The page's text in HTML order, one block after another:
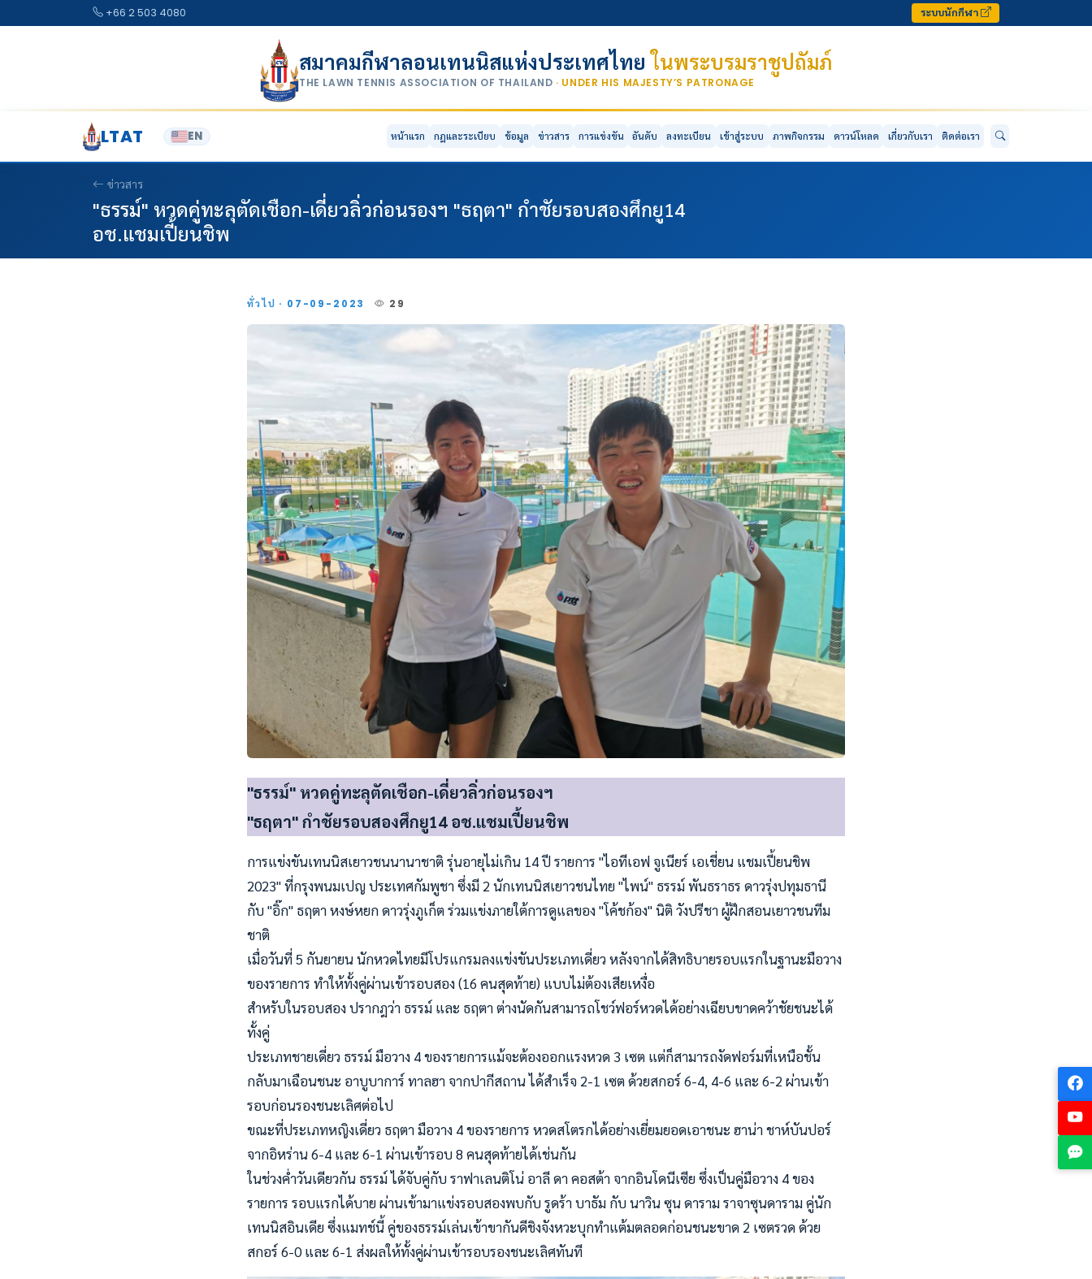
+66 2 503 4080 ระบบนักกีฬา
สมาคมกีฬาลอนเทนนิสแห่งประเทศไทยในพระบรมราชูปถัมภ์
THE LAWN TENNIS ASSOCIATION OF THAILAND · UNDER HIS MAJESTY’S PATRONAGE
LTAT EN หน้าแรก กฎและระเบียบ ข้อมูล ข่าวสาร การแข่งขัน อันดับ ลงทะเบียน เข้าสู่ระบบ ภาพกิจกรรม ดาวน์โหลด เกี่ยวกับเรา ติดต่อเรา
ข่าวสาร
"ธรรม์" หวดคู่ทะลุตัดเชือก-เดี่ยวลิ่วก่อนรองฯ "ธฤตา" กำชัยรอบสองศึกยู14
อช.แชมเปี้ยนชิพ
ทั่วไป · 07-09-2023 29
"ธรรม์" หวดคู่ทะลุตัดเชือก-เดี่ยวลิ่วก่อนรองฯ
"ธฤตา" กำชัยรอบสองศึกยู14 อช.แชมเปี้ยนชิพ
การแข่งขันเทนนิสเยาวชนนานาชาติ รุ่นอายุไม่เกิน 14 ปี รายการ "ไอทีเอฟ จูเนียร์ เอเชี่ยน แชมเปี้ยนชิพ
2023" ที่กรุงพนมเปญ ประเทศกัมพูชา ซึ่งมี 2 นักเทนนิสเยาวชนไทย "ไพน์" ธรรม์ พันธราธร ดาวรุ่งปทุมธานี
กับ "อิ๊ก" ธฤตา หงษ์หยก ดาวรุ่งภูเก็ต ร่วมแข่งภายใต้การดูแลของ "โค้ชก้อง" นิติ วังปรีชา ผู้ฝึกสอนเยาวชนทีม
ชาติ
เมื่อวันที่ 5 กันยายน นักหวดไทยมีโปรแกรมลงแข่งขันประเภทเดี่ยว หลังจากได้สิทธิบายรอบแรกในฐานะมือวาง
ของรายการ ทำให้ทั้งคู่ผ่านเข้ารอบสอง (16 คนสุดท้าย) แบบไม่ต้องเสียเหงื่อ
สำหรับในรอบสอง ปรากฎว่า ธรรม์ และ ธฤตา ต่างนัดกันสามารถโชว์ฟอร์หวดได้อย่างเฉียบขาดคว้าชัยชนะได้
ทั้งคู่
ประเภทชายเดี่ยว ธรรม์ มือวาง 4 ของรายการแม้จะต้องออกแรงหวด 3 เซต แต่ก็สามารถงัดฟอร์มที่เหนือชั้น
กลับมาเฉือนชนะ อาบูบาการ์ ทาลฮา จากปากีสถาน ได้สำเร็จ 2-1 เซต ด้วยสกอร์ 6-4, 4-6 และ 6-2 ผ่านเข้า
รอบก่อนรองชนะเลิศต่อไป
ขณะที่ประเภทหญิงเดี่ยว ธฤตา มือวาง 4 ของรายการ หวดสโตรกได้อย่างเยี่ยมยอดเอาชนะ ฮาน่า ชาห์บันปอร์
จากอิหร่าน 6-4 และ 6-1 ผ่านเข้ารอบ 8 คนสุดท้ายได้เช่นกัน
ในช่วงค่ำวันเดียวกัน ธรรม์ ได้จับคู่กับ ราฟาเลนติโน่ อาลี ดา คอสต้า จากอินโดนีเซีย ซึ่งเป็นคู่มือวาง 4 ของ
รายการ รอบแรกได้บาย ผ่านเข้ามาแข่งรอบสองพบกับ รูดร้า บาธัม กับ นาวิน ซุน ดาราม ราจาซุนดาราม คู่นัก
เทนนิสอินเดีย ซึ่งแมทช์นี้ คู่ของธรรม์เล่นเข้าขากันดีชิงจังหวะบุกทำแต้มตลอดก่อนชนะขาด 2 เซตรวด ด้วย
สกอร์ 6-0 และ 6-1 ส่งผลให้ทั้งคู่ผ่านเข้ารอบรองชนะเลิศทันที